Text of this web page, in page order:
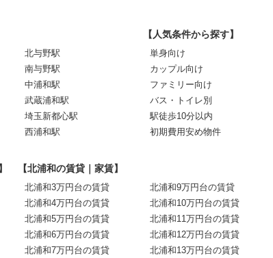
北与野駅
南与野駅
中浦和駅
武蔵浦和駅
埼玉新都心駅
西浦和駅
【人気条件から探す】
単身向け
カップル向け
ファミリー向け
バス・トイレ別
駅徒歩10分以内
初期費用安め物件
【北浦和の賃貸｜家賃】
北浦和3万円台の賃貸
北浦和4万円台の賃貸
北浦和5万円台の賃貸
北浦和6万円台の賃貸
北浦和7万円台の賃貸
北浦和9万円台の賃貸
北浦和10万円台の賃貸
北浦和11万円台の賃貸
北浦和12万円台の賃貸
北浦和13万円台の賃貸